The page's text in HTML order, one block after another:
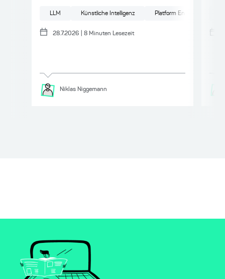
LLM Künstliche Intelligenz Platform Engineering
28.7.2026 8 Minuten Lesezeit
Niklas Niggemann